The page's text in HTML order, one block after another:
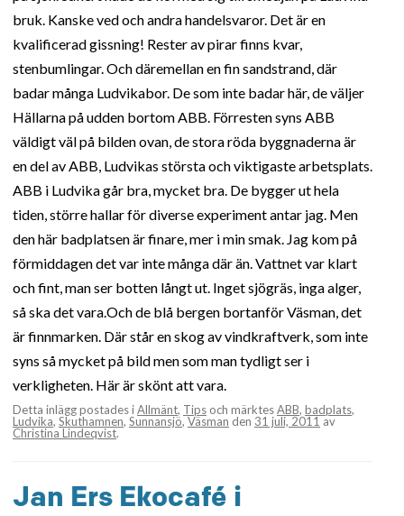
bruk. Kanske ved och andra handelsvaror. Det är en
kvalificerad gissning! Rester av pirar finns kvar,
stenbumlingar. Och däremellan en fin sandstrand, där
badar många Ludvikabor. De som inte badar här, de väljer
Hällarna på udden bortom ABB. Förresten syns ABB
väldigt väl på bilden ovan, de stora röda byggnaderna är
en del av ABB, Ludvikas största och viktigaste arbetsplats.
ABB i Ludvika går bra, mycket bra. De bygger ut hela
tiden, större hallar för diverse experiment antar jag. Men
den här badplatsen är finare, mer i min smak. Jag kom på
förmiddagen det var inte många där än. Vattnet var klart
och fint, man ser botten långt ut. Inget sjögräs, inga alger,
så ska det vara.Och de blå bergen bortanför Väsman, det
är finnmarken. Där står en skog av vindkraftverk, som inte
syns så mycket på bild men som man tydligt ser i
verkligheten. Här är skönt att vara.
Detta inlägg postades iAllmänt, Tips och märktesABB, badplats,
Ludvika, Skuthamnen, Sunnansjö, Väsman den 31 juli, 2011 av
Christina Lindeqvist.
Jan Ers Ekocafé i